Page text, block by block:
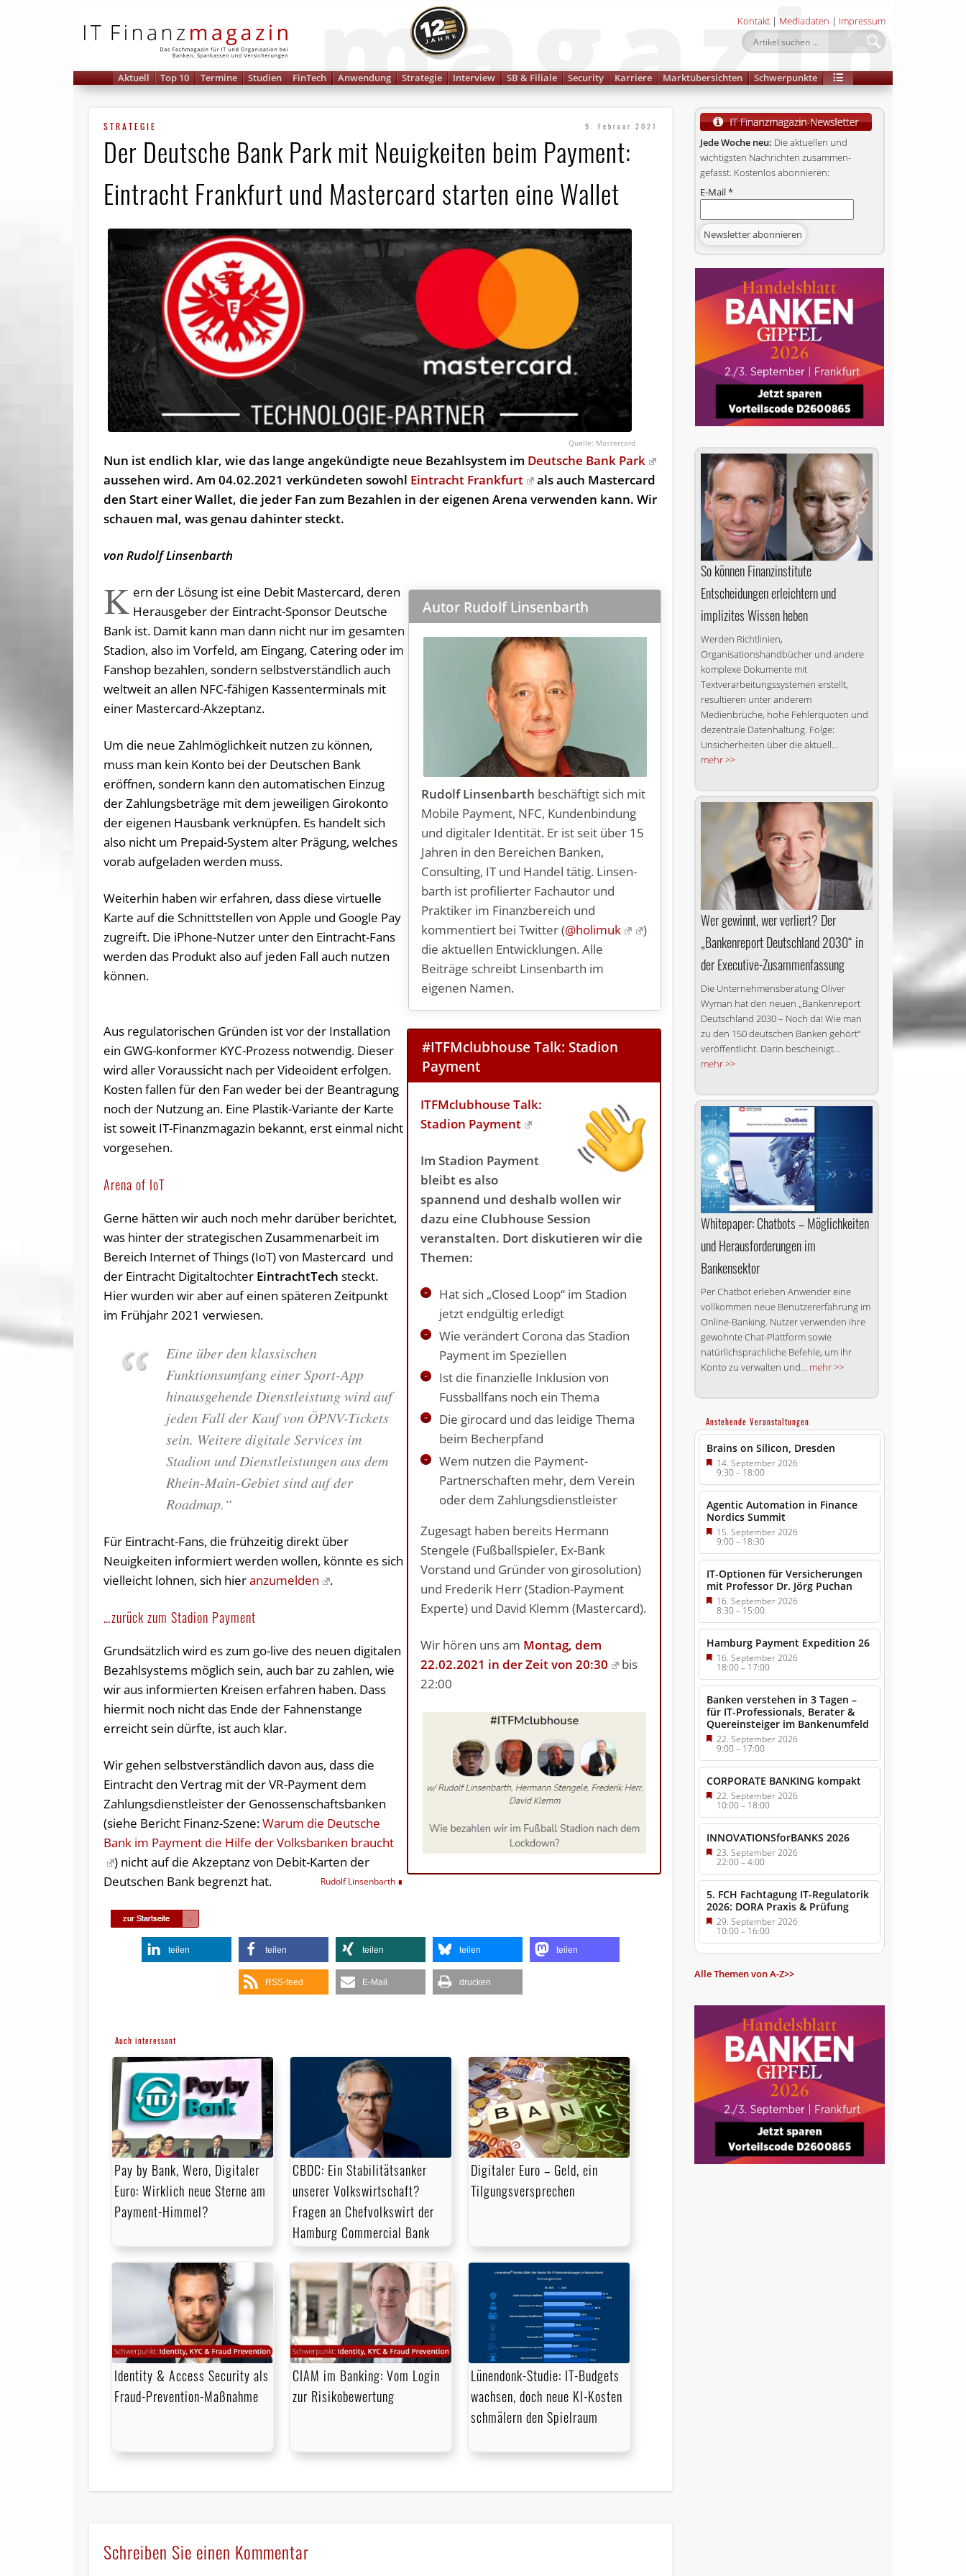
Kontakt | Mediadaten | Impressum
Aktuell Top 10 Termine Studien FinTech Anwendung Strategie Interview SB & Filiale Security Karriere Marktübersichten Schwerpunkte
STRATEGIE 9. Februar 2021
Der Deutsche Bank Park mit Neuigkeiten beim Payment:
Eintracht Frankfurt und Mastercard starten eine Wallet
Mastercard
Nun ist endlich klar, wie das lange angekündigte neue Bezahlsystem im Deutsche Bank Park
aussehen wird. Am 04.02.2021 verkündeten sowohl Eintracht Frankfurt
als auch Mastercard
den Start einer Wallet, die jeder Fan zum Bezahlen in der eigenen Arena verwenden kann. Wir
schauen mal, was genau dahinter steckt.
von Rudolf Linsenbarth
Autor Rudolf Linsenbarth
Rudolf Linsenbarth be­schäf­tigt sich mit
Mobile Payment, NFC, Kundenbindung
und digitaler Identität. Er ist seit über 15
Jahren in den Bereichen Banken,
Consulting, IT und Handel tätig. Lin­sen­
barth ist profilierter Fachautor und
Praktiker im Finanzbereich und
kommentiert bei Twitter (@holimuk
)
die aktuellen Entwicklungen. Alle
Beiträge schreibt Linsenbarth im
eigenen Namen.
K ern der Lösung ist eine Debit Mastercard, deren
Herausgeber der Eintracht-Sponsor Deutsche
Bank ist. Damit kann man dann nicht nur im gesamten
Stadion, also im Vorfeld, am Eingang, Catering oder im
Fanshop bezahlen, sondern selbstverständlich auch
weltweit an allen NFC-fähigen Kassenterminals mit
einer Mastercard-Akzeptanz.
Um die neue Zahlmöglichkeit nutzen zu können,
muss man kein Konto bei der Deutschen Bank
eröffnen, sondern kann den automatischen Einzug
der Zahlungsbeträge mit dem jeweiligen Girokonto
der eigenen Hausbank verknüpfen. Es handelt sich
also nicht um Prepaid-System alter Prägung, welches
vorab aufgeladen werden muss.
Weiterhin haben wir erfahren, dass diese virtuelle
Karte auf die Schnittstellen von Apple und Google Pay
zugreift. Die iPhone-Nutzer unter den Eintracht-Fans
werden das Produkt also auf jeden Fall auch nutzen
können.
#ITFMclubhouse Talk: Stadion
Payment
ITFMclubhouse Talk:
Stadion Payment
Im Stadion Payment
bleibt es also
spannend und deshalb wollen wir
dazu eine Clubhouse Session
veranstalten. Dort diskutieren wir die
Themen:
Hat sich „Closed Loop“ im Stadion
jetzt endgültig erledigt
Wie verändert Corona das Stadion
Payment im Speziellen
Ist die finanzielle Inklusion von
Fussballfans noch ein Thema
Die girocard und das leidige Thema
beim Becherpfand
Wem nutzen die Payment-
Partnerschaften mehr, dem Verein
oder dem Zahlungsdienstleister
Zugesagt haben bereits Hermann
Stengele (Fußballspieler, Ex-Bank
Vorstand und Gründer von girosolution)
und Frederik Herr (Stadion-Payment
Experte) und David Klemm (Mastercard).
Wir hören uns am Montag, dem
22.02.2021 in der Zeit von 20:30
bis
22:00
Aus regulatorischen Gründen ist vor der Installation
ein GWG-konformer KYC-Prozess notwendig. Dieser
wird aller Voraussicht nach per Videoident erfolgen.
Kosten fallen für den Fan weder bei der Beantragung
noch der Nutzung an. Eine Plastik-Variante der Karte
ist soweit IT-Finanzmagazin bekannt, erst einmal nicht
vorgesehen.
Arena of IoT
Gerne hätten wir auch noch mehr darüber berichtet,
was hinter der strategischen Zusammenarbeit im
Bereich Internet of Things (IoT) von Mastercard und
der Eintracht Digitaltochter EintrachtTech steckt.
Hier wurden wir aber auf einen späteren Zeitpunkt
im Frühjahr 2021 verwiesen.
Eine über den klassischen
Funktionsumfang einer Sport-App
hinausgehende Dienstleistung wird auf
jeden Fall der Kauf von ÖPNV-Tickets
sein. Weitere digitale Services im
Stadion und Dienstleistungen aus dem
Rhein-Main-Gebiet sind auf der
Roadmap.“
Für Eintracht-Fans, die frühzeitig direkt über
Neuigkeiten informiert werden wollen, könnte es sich
vielleicht lohnen, sich hieranzumelden .
…zurück zum Stadion Payment
Grundsätzlich wird es zum go-live des neuen digitalen
Bezahlsystems möglich sein, auch bar zu zahlen, wie
wir aus informierten Kreisen erfahren haben. Dass
hiermit noch nicht das Ende der Fahnenstange
erreicht sein dürfte, ist auch klar.
Wir gehen selbstverständlich davon aus, dass die
Eintracht den Vertrag mit der VR-Payment dem
Zahlungsdienstleister der Genossenschaftsbanken
(siehe Bericht Finanz-Szene:Warum die Deutsche
Bank im Payment die Hilfe der Volksbanken braucht
) nicht auf die Akzeptanz von Debit-Karten der
Deutschen Bank begrenzt hat.
Rudolf Linsenbarth
teilen teilen teilen teilen teilen
RSS-feed E-Mail drucken
Auch interessant
Pay by Bank, Wero, Digitaler
Euro: Wirklich neue Sterne am
Payment-Himmel?
CBDC: Ein Stabilitätsanker
unserer Volks­wirt­schaft?
Fragen an Chefvolkswirt der
Hamburg Commercial Bank
Digitaler Euro – Geld, ein
Tilgungsversprechen
Identity & Access Security als
Fraud-Prevention-Maßnahme
CIAM im Banking: Vom Login
zur Risikobewertung
Lünendonk-Studie: IT-Budgets
wachsen, doch neue KI-Kosten
schmälern den Spielraum
Schreiben Sie einen Kommentar
Jede Woche neu: Die aktuellen und
wichtigsten Nachrichten zusammen­
gefasst. Kostenlos abonnieren:
E-Mail*
So können Finanzinstitute
Entscheidungen erleichtern und
implizites Wissen heben
Werden Richtlinien,
Organisationshandbücher und andere
komplexe Dokumente mit
Textverarbeitungssystemen erstellt,
resultieren unter anderem
Medienbrüche, hohe Fehlerquoten und
dezentrale Datenhaltung. Folge:
Unsicherheiten über die aktuell...
mehr >>
Wer gewinnt, wer verliert? Der
„Bankenreport Deutschland 2030“ in
der Executive-Zusammenfassung
Die Unternehmensberatung Oliver
Wyman hat den neuen „Bankenreport
Deutschland 2030 – Noch da! Wie man
zu den 150 deutschen Banken gehört“
veröffentlicht. Darin bescheinigt...
mehr >>
Whitepaper: Chatbots – Möglichkeiten
und Heraus­forderungen im
Bankensektor
Per Chatbot erleben Anwender eine
vollkommen neue Benutzer­erfahrung im
Online-Banking. Nutzer verwenden ihre
gewohnte Chat-Plattform sowie
natürlichsprachliche Befehle, um ihr
Konto zu verwalten und... mehr >>
Anstehende Veranstaltungen
Brains on Silicon, Dresden
14. September 2026
9:30–18:00
Agentic Automation in Finance
Nordics Summit
15. September 2026
9:00–18:30
IT-Optionen für Versicherungen
mit Professor Dr. Jörg Puchan
16. September 2026
8:30–15:00
Hamburg Payment Expedition 26
16. September 2026
18:00– 17:00
Banken verstehen in 3 Tagen –
für IT-Professionals, Berater &
Quereinsteiger im Bankenumfeld
22. September 2026
9:00–17:00
CORPORATE BANKING kompakt
22. September 2026
10:00– 18:00
INNOVATIONSforBANKS 2026
23. September 2026
22:00–4:00
5. FCH Fachtagung IT-Regulatorik
2026: DORA Praxis & Prüfung
29. September 2026
10:00– 16:00
Alle Themen von A-Z>>